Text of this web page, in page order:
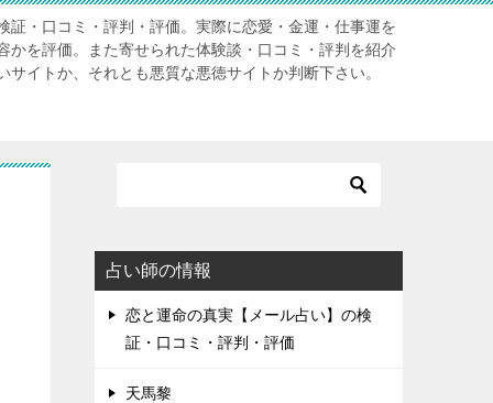
証・口コミ・評判・評価。実際に恋愛・金運・仕事運を
かを評価。また寄せられた体験談・口コミ・評判を紹介
イトか、それとも悪質な悪徳サイトか判断下さい。
占い師の情報
恋と運命の真実【メール占い】の検
証・口コミ・評判・評価
天馬黎